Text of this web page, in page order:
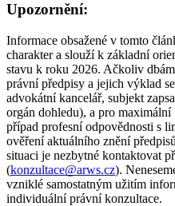
Upozornění:
Informace obsažené v tomto
charakter a slouží k základní
stavu k roku 2026. Ačkoliv
právní předpisy a jejich výklad
advokátní kancelář, subjekt
orgán dohledu), a pro
případ profesní odpovědnosti s
ověření aktuálního znění
situaci je nezbytné kontaktovat
(konzultace@arws.cz).
vzniklé samostatným užitím
individuální právní konzultace.